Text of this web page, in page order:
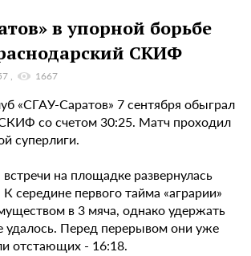
в упорной борьбе
СКИФ
1667
«СГАУ-Саратов» 7 сентября обыграл
со счетом 30:25. Матч проходил
суперлиги.
на площадке развернулась
середине первого тайма «аграрии»
в 3 мяча, однако удержать
удалось. Перед перерывом они уже
отстающих - 16:18.